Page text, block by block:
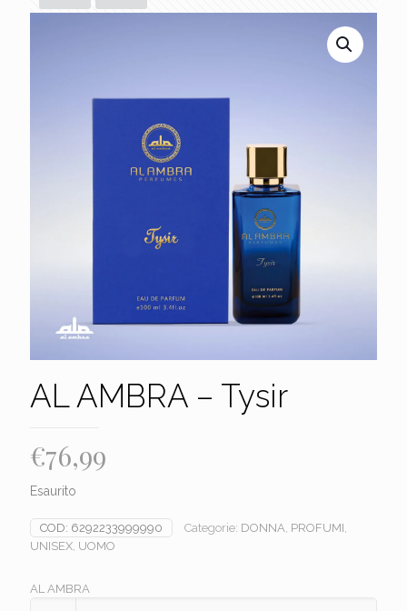
AL AMBRA – Tysir
€76,99
Esaurito
COD: 6292233999990 Categorie: DONNA, PROFUMI,
UNISEX, UOMO
AL AMBRA